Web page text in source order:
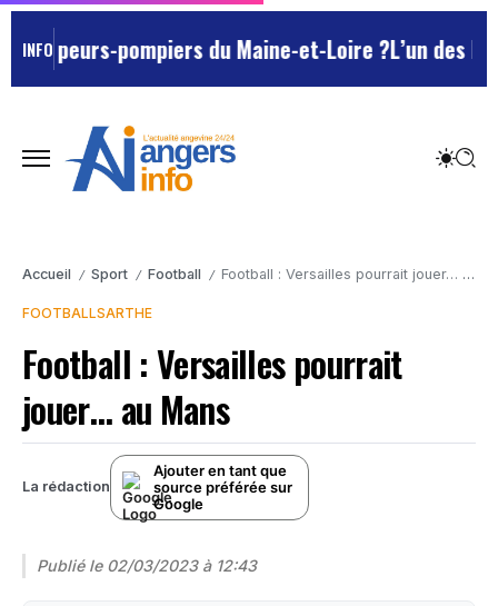
INFO pompiers du Maine-et-Loire ?L’un des
Accueil / Sport / Football / Football : Versailles pourrait jouer… au Mans
FOOTBALLSARTHE
Football : Versailles pourrait
jouer… au Mans
La rédaction
Ajouter en tant que
source préférée sur
Google
Publié le 02/03/2023 à 12:43